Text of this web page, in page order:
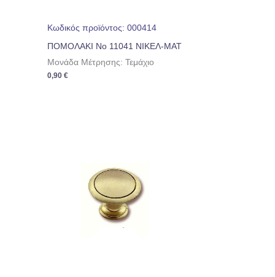
Κωδικός προϊόντος: 000414
ΠΟΜΟΛΑΚΙ No 11041 ΝΙΚΕΛ-ΜΑΤ
Μονάδα Μέτρησης: Τεμάχιο
0,90€